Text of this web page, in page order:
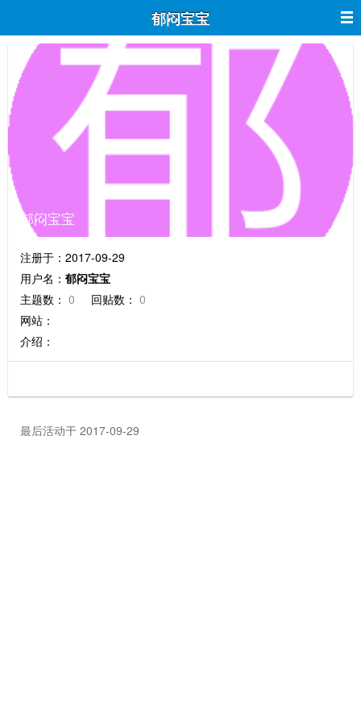
郁闷宝宝
郁闷宝宝
注册于：2017-09-29
用户名： 郁闷宝宝
主题数： 0 回贴数： 0
网站：
介绍：
最后活动于 2017-09-29